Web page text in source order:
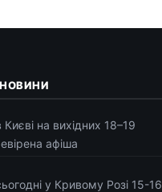
Києві на вихідних 18–19
афіша
у Кривому Розі 15-16